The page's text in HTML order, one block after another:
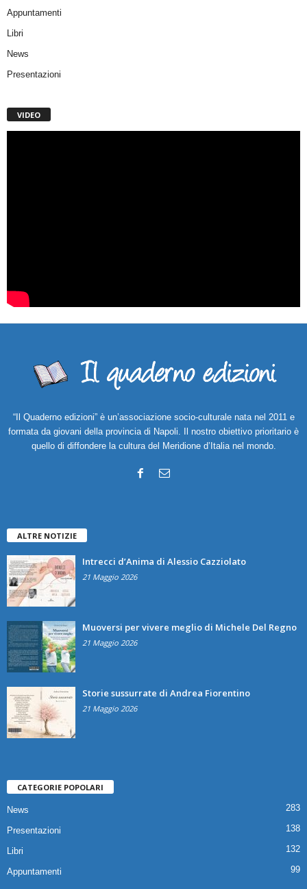
Appuntamenti
Libri
News
Presentazioni
VIDEO
“Il Quaderno edizioni” è un’associazione socio-culturale nata nel 2011 e
formata da giovani della provincia di Napoli. Il nostro obiettivo prioritario è
quello di diffondere la cultura del Meridione d’Italia nel mondo.
ALTRE NOTIZIE
Intrecci d’Anima di Alessio Cazziolato
21 Maggio 2026
Muoversi per vivere meglio di Michele Del Regno
21 Maggio 2026
Storie sussurrate di Andrea Fiorentino
21 Maggio 2026
CATEGORIE POPOLARI
News 283
Presentazioni 138
Libri 132
Appuntamenti 99